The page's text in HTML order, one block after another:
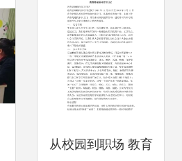
从校园到职场 教育